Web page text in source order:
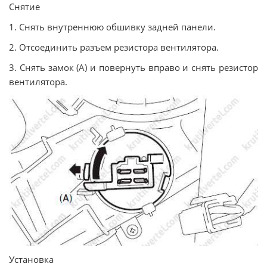
Снятие
1. Снять внутреннюю обшивку задней панели.
2. Отсоединить разъем резистора вентилятора.
3. Снять замок (А) и повернуть вправо и снять резистор
вентилятора.
Установка